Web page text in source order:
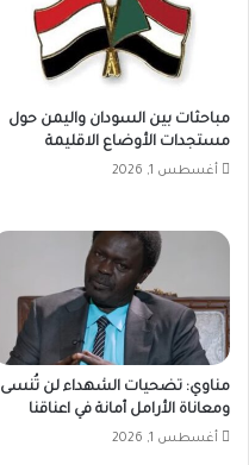
مباحثات بين السودان واليمن حول
مستجدات الأوضاع الاقليمة
أغسطس 1, 2026
مناوي: تضحيات الشهداء لن تُنسى
ومعاناة الأرامل أمانة في اعناقنا
أغسطس 1, 2026